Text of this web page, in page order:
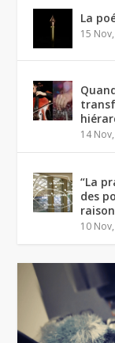
La
15
14
“La
des
10